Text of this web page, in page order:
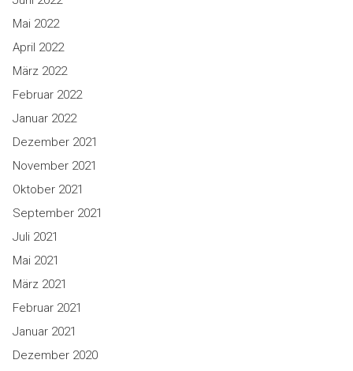
Mai 2022
April 2022
März 2022
Februar 2022
Januar 2022
Dezember 2021
November 2021
Oktober 2021
September 2021
Juli 2021
Mai 2021
März 2021
Februar 2021
Januar 2021
Dezember 2020